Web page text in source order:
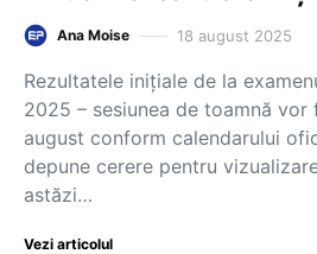
Ana Moise 18 august 2025
Rezultatele inițiale de la
2025 – sesiunea de toamnă vor
august conform calendarului
depune cerere pentru
astăzi…
Vezi articolul